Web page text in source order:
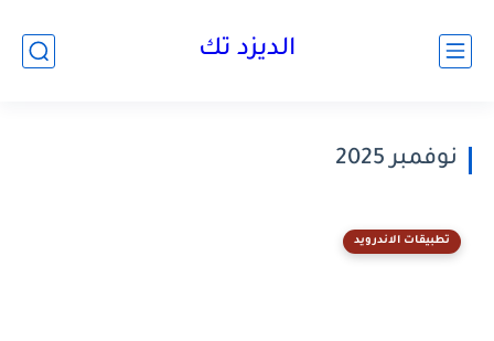
الديزد تك
نوفمبر 2025
تطبيقات الاندرويد